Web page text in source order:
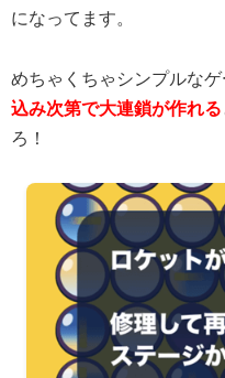
になってます。
めちゃくちゃシンプルなゲ
込み次第で大連鎖が作れる
ろ！